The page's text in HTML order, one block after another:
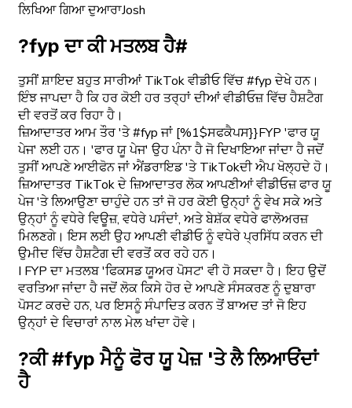
ਲਿਖਿਆ ਗਿਆ ਦੁਆਰਾJosh
?fyp ਦਾ ਕੀ ਮਤਲਬ ਹੈ#
ਤੁਸੀਂ ਸ਼ਾਇਦ ਬਹੁਤ ਸਾਰੀਆਂ TikTok ਵੀਡੀਓ ਵਿੱਚ #fyp ਦੇਖੇ ਹਨ।
ਇੰਝ ਜਾਪਦਾ ਹੈ ਕਿ ਹਰ ਕੋਈ ਹਰ ਤਰ੍ਹਾਂ ਦੀਆਂ ਵੀਡੀਓਜ਼ ਵਿੱਚ ਹੈਸ਼ਟੈਗ
ਦੀ ਵਰਤੋਂ ਕਰ ਰਿਹਾ ਹੈ।
ਜ਼ਿਆਦਾਤਰ ਆਮ ਤੌਰ 'ਤੇ #fyp ਜਾਂ [%1$ਸਫਕੈਪਸ}}FYP 'ਫਾਰ ਯੂ
ਪੇਜ' ਲਈ ਹਨ। 'ਫਾਰ ਯੂ ਪੇਜ' ਉਹ ਪੰਨਾ ਹੈ ਜੋ ਦਿਖਾਇਆ ਜਾਂਦਾ ਹੈ ਜਦੋਂ
ਤੁਸੀਂ ਆਪਣੇ ਆਈਫੋਨ ਜਾਂ ਐਂਡਰਾਇਡ 'ਤੇ TikTokਦੀ ਐਪ ਖੋਲ੍ਹਦੇ ਹੋ।
ਜ਼ਿਆਦਾਤਰ TikTok ਦੇ ਜ਼ਿਆਦਾਤਰ ਲੋਕ ਆਪਣੀਆਂ ਵੀਡੀਓਜ਼ ਫਾਰ ਯੂ
ਪੇਜ 'ਤੇ ਲਿਆਉਣਾ ਚਾਹੁੰਦੇ ਹਨ ਤਾਂ ਜੋ ਹਰ ਕੋਈ ਉਨ੍ਹਾਂ ਨੂੰ ਵੇਖ ਸਕੇ ਅਤੇ
ਉਨ੍ਹਾਂ ਨੂੰ ਵਧੇਰੇ ਵਿਊਜ਼, ਵਧੇਰੇ ਪਸੰਦਾਂ, ਅਤੇ ਬੇਸ਼ੱਕ ਵਧੇਰੇ ਫਾਲੋਅਰਜ਼
ਮਿਲਣਗੇ। ਇਸ ਲਈ ਉਹ ਆਪਣੀ ਵੀਡੀਓ ਨੂੰ ਵਧੇਰੇ ਪ੍ਰਸਿੱਧ ਕਰਨ ਦੀ
ਉਮੀਦ ਵਿੱਚ ਹੈਸ਼ਟੈਗ ਦੀ ਵਰਤੋਂ ਕਰ ਰਹੇ ਹਨ।
I FYP ਦਾ ਮਤਲਬ 'ਫਿਕਸਡ ਯੂਅਰ ਪੋਸਟ' ਵੀ ਹੋ ਸਕਦਾ ਹੈ। ਇਹ ਉਦੋਂ
ਵਰਤਿਆ ਜਾਂਦਾ ਹੈ ਜਦੋਂ ਲੋਕ ਕਿਸੇ ਹੋਰ ਦੇ ਆਪਣੇ ਸੰਸਕਰਣ ਨੂੰ ਦੁਬਾਰਾ
ਪੋਸਟ ਕਰਦੇ ਹਨ, ਪਰ ਇਸਨੂੰ ਸੰਪਾਦਿਤ ਕਰਨ ਤੋਂ ਬਾਅਦ ਤਾਂ ਜੋ ਇਹ
ਉਨ੍ਹਾਂ ਦੇ ਵਿਚਾਰਾਂ ਨਾਲ ਮੇਲ ਖਾਂਦਾ ਹੋਵੇ।
?ਕੀ #fyp ਮੈਨੂੰ ਫੋਰ ਯੂ ਪੇਜ਼ 'ਤੇ ਲੈ ਲਿਆਓਂਦਾਂ
ਹੈ